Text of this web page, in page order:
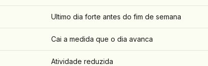
Ultimo dia forte antes do fim de semana
Cai a medida que o dia avanca
Atividade reduzida